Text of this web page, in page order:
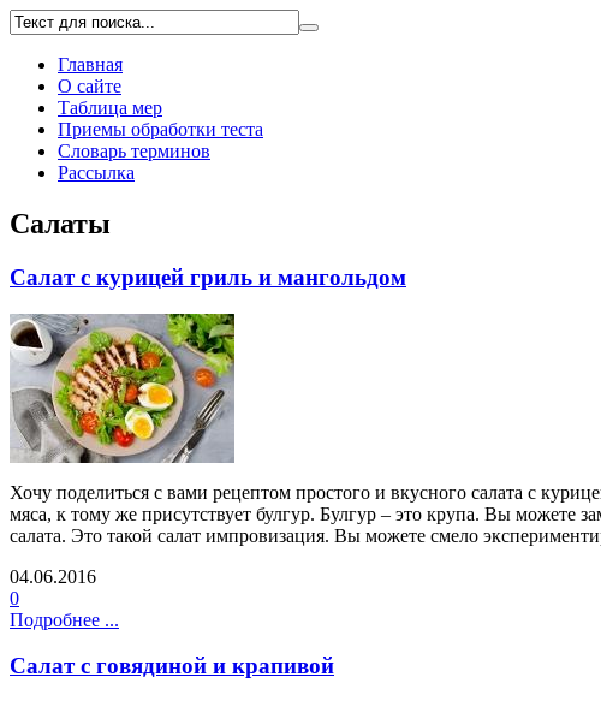
Главная
О сайте
Таблица мер
Приемы обработки теста
Словарь терминов
Рассылка
Салаты
Салат с курицей гриль и мангольдом
Хочу поделиться с вами рецептом простого и вкусного салата с
мяса, к тому же присутствует булгур. Булгур – это крупа. Вы можете
салата. Это такой салат импровизация. Вы можете смело
04.06.2016
0
Подробнее ...
Салат с говядиной и крапивой